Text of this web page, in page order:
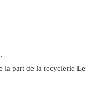
la part de la recyclerie Le